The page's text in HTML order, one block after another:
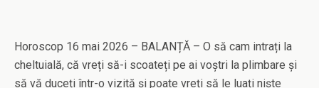
Horoscop 16 mai 2026 – BALANȚĂ – O să cam intrați la
cheltuială, că vreți să-i scoateți pe ai voștri la plimbare și
să vă duceți într-o vizită și poate vreți să le luați niște